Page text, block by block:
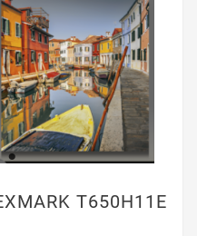
T650H11E